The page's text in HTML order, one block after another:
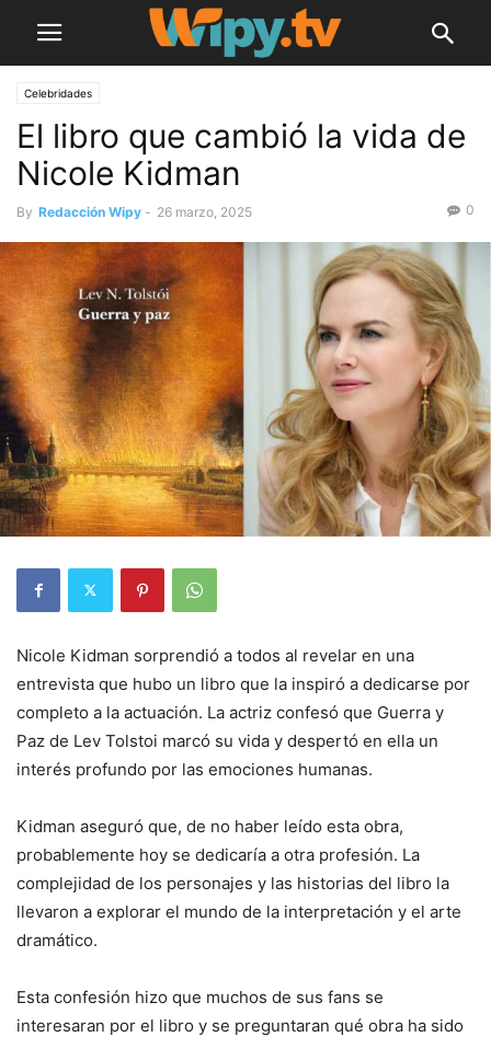
Celebridades
El libro que cambió la vida de
Nicole Kidman
By Redacción Wipy - 26 marzo, 2025 0
Nicole Kidman sorprendió a todos al revelar en una
entrevista que hubo un libro que la inspiró a dedicarse por
completo a la actuación. La actriz confesó que Guerra y
Paz de Lev Tolstoi marcó su vida y despertó en ella un
interés profundo por las emociones humanas.
Kidman aseguró que, de no haber leído esta obra,
probablemente hoy se dedicaría a otra profesión. La
complejidad de los personajes y las historias del libro la
llevaron a explorar el mundo de la interpretación y el arte
dramático.
Esta confesión hizo que muchos de sus fans se
interesaran por el libro y se preguntaran qué obra ha sido